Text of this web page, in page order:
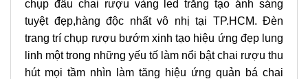
chụp đầu chai rượu vàng led trắng tạo ánh sáng
tuyệt đẹp,hàng độc nhất vô nhị tại TP.HCM. Đèn
trang trí chụp rượu bướm xinh tạo hiệu ứng đẹp lung
linh một trong những yếu tố làm nổi bật chai rượu thu
hút mọi tầm nhìn làm tăng hiệu ứng quản bá chai